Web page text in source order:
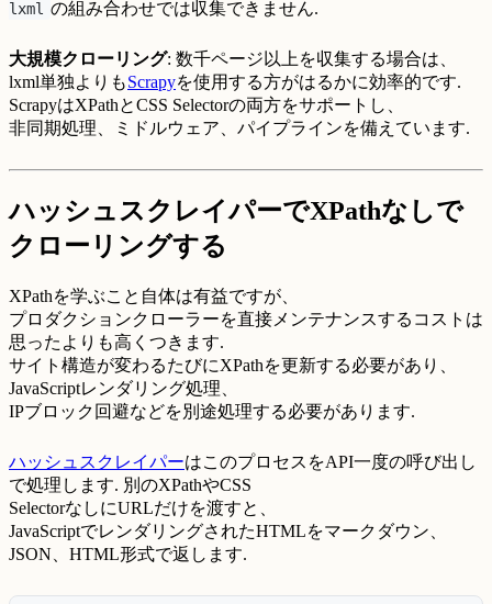
lxml の組み合わせでは収集できません.
大規模クローリング: 数千ページ以上を収集する場合は、
lxml単独よりもScrapyを使用する方がはるかに効率的です.
ScrapyはXPathとCSS Selectorの両方をサポートし、
非同期処理、ミドルウェア、パイプラインを備えています.
ハッシュスクレイパーでXPathなしで
クローリングする
XPathを学ぶこと自体は有益ですが、
プロダクションクローラーを直接メンテナンスするコストは
思ったよりも高くつきます.
サイト構造が変わるたびにXPathを更新する必要があり、
JavaScriptレンダリング処理、
IPブロック回避などを別途処理する必要があります.
ハッシュスクレイパーはこのプロセスをAPI一度の呼び出し
で処理します. 別のXPathやCSS
SelectorなしにURLだけを渡すと、
JavaScriptでレンダリングされたHTMLをマークダウン、
JSON、HTML形式で返します.